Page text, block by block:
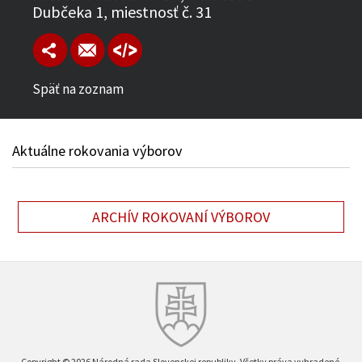
Dubčeka 1, miestnosť č. 31
Späť na zoznam
Aktuálne rokovania výborov
ARCHÍV ROKOVANÍ VÝBOROV